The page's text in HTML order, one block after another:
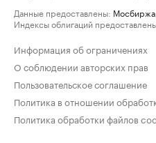
Данные предоставлены: Мосбиржа
Индексы облигаций
Информация об ограничениях
О соблюдении авторских прав
Пользовательское соглашение
Политика в отношении
Политика обработки файлов